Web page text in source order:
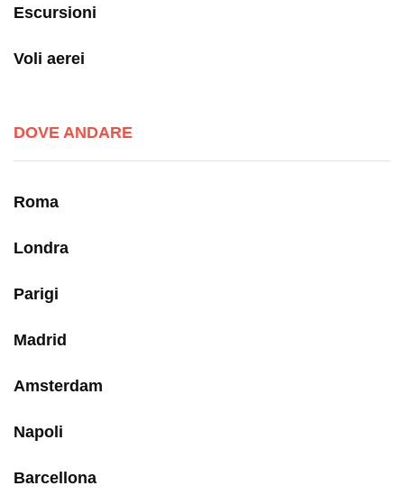
Escursioni
Voli aerei
DOVE ANDARE
Roma
Londra
Parigi
Madrid
Amsterdam
Napoli
Barcellona